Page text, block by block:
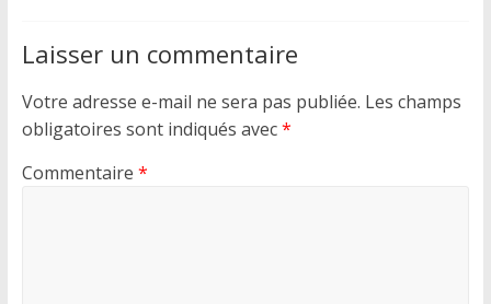
Laisser un commentaire
Votre adresse e-mail ne sera pas publiée. Les champs
obligatoires sont indiqués avec*
Commentaire *